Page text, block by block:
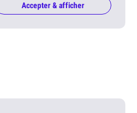
Accepter & afficher